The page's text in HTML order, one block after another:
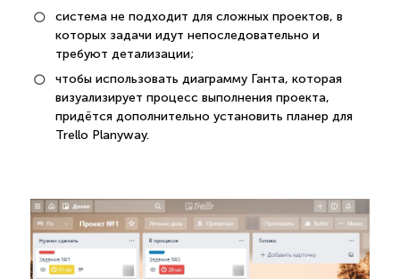
система не подходит для сложных проектов, в
которых задачи идут непоследовательно и
требуют детализации;
чтобы использовать диаграмму Ганта, которая
визуализирует процесс выполнения проекта,
придётся дополнительно установить планер для
Trello Planyway.